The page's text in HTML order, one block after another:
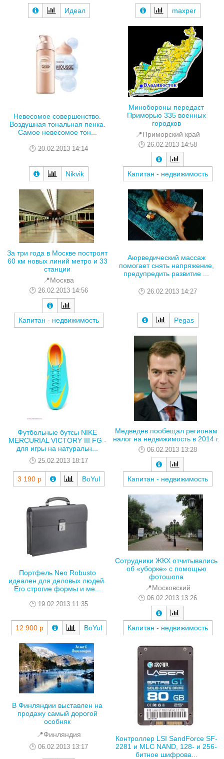
Идеал maxper
Невесомое совершенство.
Воздушная тональная пенка.
Самое невесомое тон...
20.02.2013 14:14
Nikvik
Минобороны передаст
Приморью 335 военных
городков
📍Приморский край
26.02.2013 14:58
Капитан - недвижимость
За три года в Москве построят
60 км новых линий метро и 33
станции
📍Москва
26.02.2013 14:56
Капитан - недвижимость
Аюрведический массаж
помогает снять напряжение,
предупредить развитие ...
26.02.2013 14:27
Pegas
Футбольные бутсы NIKE
MERCURIAL VICTORY III FG -
для игры на натуральн...
25.02.2013 18:17
3 190 р BoYul
Медведев пообещал регионам
налог на недвижимость в 2014 г.
06.02.2013 13:28
Капитан - недвижимость
Портфель Neo Robusto
идеален для деловых людей.
Его строгие формы и ме...
19.02.2013 11:35
12 900 р BoYul
Сотрудники ЖКХ отчитывались
об «уборке» с помощью
фотошопа
📍Московский
06.02.2013 13:26
Капитан - недвижимость
В Финляндии выставлен на
продажу самый дорогой
особняк
📍Финляндия
06.02.2013 13:17
Контроллер LSI SandForce SF-
2281 и MLC NAND, 128- и 256-
битное шифрова...